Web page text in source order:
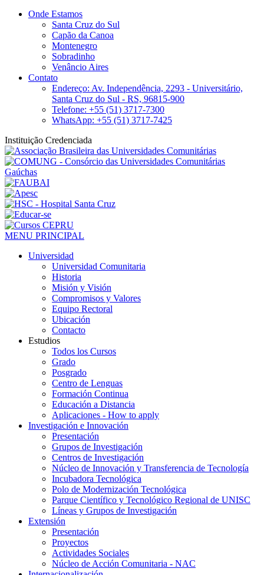
Onde Estamos
Santa Cruz do Sul
Capão da Canoa
Montenegro
Sobradinho
Venâncio Aires
Contato
Endereço: Av. Independência, 2293 - Universitário,
Santa Cruz do Sul - RS, 96815-900
Telefone: +55 (51) 3717-7300
WhatsApp: +55 (51) 3717-7425
Instituição Credenciada
MENU PRINCIPAL
Universidad
Universidad Comunitaria
Historia
Misión y Visión
Compromisos y Valores
Equipo Rectoral
Ubicación
Contacto
Estudios
Todos los Cursos
Grado
Posgrado
Centro de Lenguas
Formación Continua
Educación a Distancia
Aplicaciones - How to apply
Investigación e Innovación
Presentación
Grupos de Investigación
Centros de Investigación
Núcleo de Innovación y Transferencia de Tecnología
Incubadora Tecnológica
Polo de Modernización Tecnológica
Parque Científico y Tecnológico Regional de UNISC
Líneas y Grupos de Investigación
Extensión
Presentación
Proyectos
Actividades Sociales
Núcleo de Acción Comunitaria - NAC